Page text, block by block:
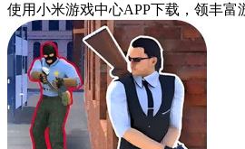
使用小米游戏中心APP下载 ，领丰富